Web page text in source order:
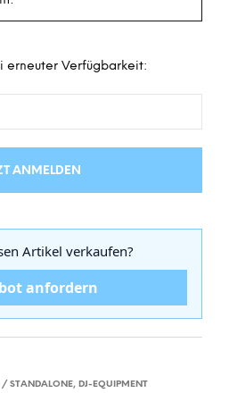
erneuter Verfügbarkeit:
ANMELDEN
Artikel verkaufen?
anfordern
/ STANDALONE, DJ-EQUIPMENT